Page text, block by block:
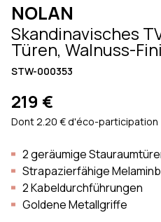
NOLAN
Skandinavisches
Türen, Walnuss-
STW-000353
219 €
Dont 2.20 € d'éco-participation
2 geräumige
Strapazierfähige
2 Kabeldurchführungen
Goldene Metallgriffe